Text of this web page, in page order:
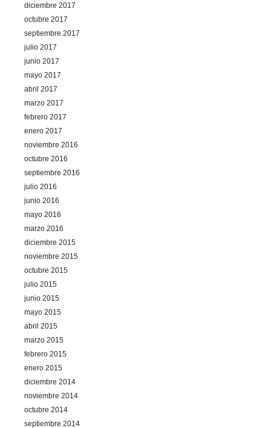
diciembre 2017
octubre 2017
septiembre 2017
julio 2017
junio 2017
mayo 2017
abril 2017
marzo 2017
febrero 2017
enero 2017
noviembre 2016
octubre 2016
septiembre 2016
julio 2016
junio 2016
mayo 2016
marzo 2016
diciembre 2015
noviembre 2015
octubre 2015
julio 2015
junio 2015
mayo 2015
abril 2015
marzo 2015
febrero 2015
enero 2015
diciembre 2014
noviembre 2014
octubre 2014
septiembre 2014